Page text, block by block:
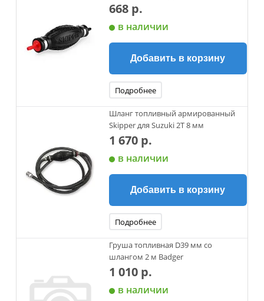
668 р.
в наличии
Добавить в корзину
Подробнее
Шланг топливный армированный
Skipper для Suzuki 2T 8 мм
1 670 р.
в наличии
Добавить в корзину
Подробнее
Груша топливная D39 мм со
шлангом 2 м Badger
1 010 р.
в наличии